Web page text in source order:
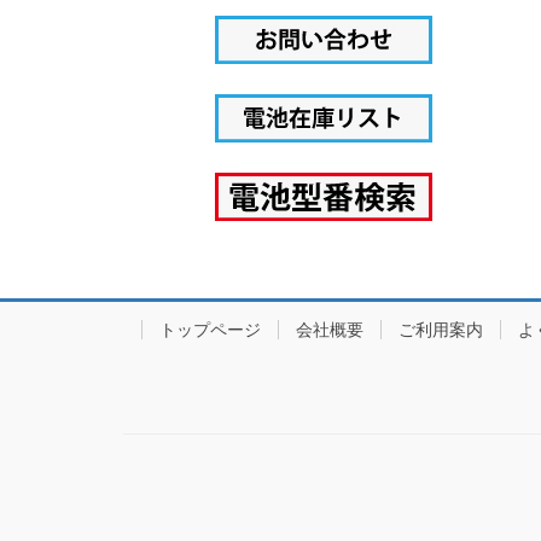
トップページ 会社概要 ご利用案内 よ